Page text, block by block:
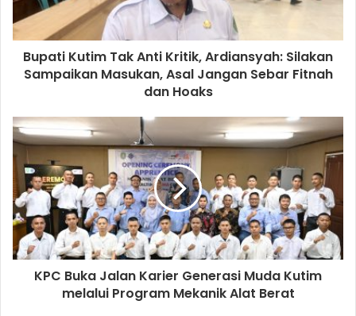
Bupati Kutim Tak Anti Kritik, Ardiansyah: Silakan
Sampaikan Masukan, Asal Jangan Sebar Fitnah
dan Hoaks
KPC Buka Jalan Karier Generasi Muda Kutim
melalui Program Mekanik Alat Berat